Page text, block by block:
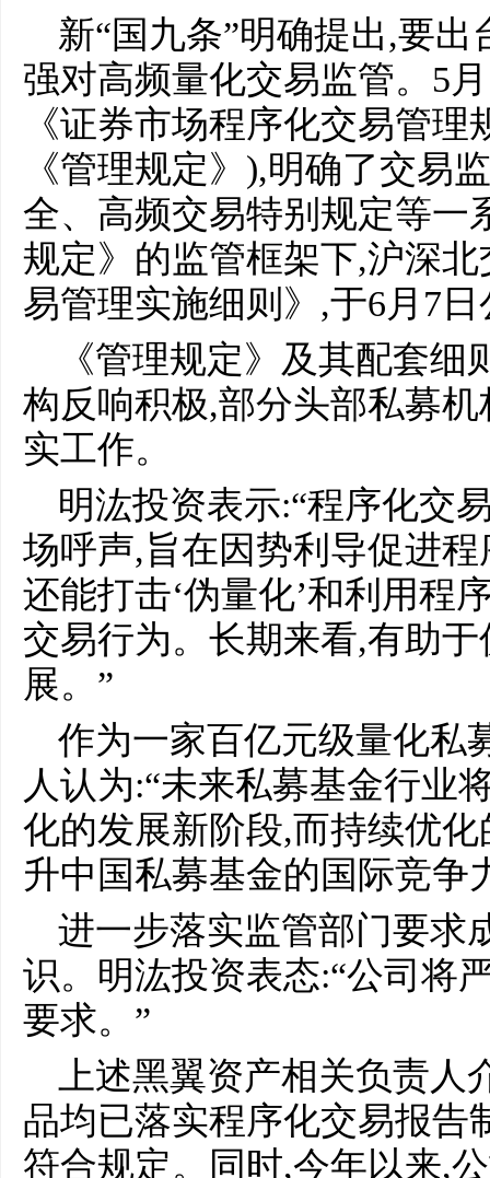
新“国九条”明确提出,要
强对高频量化交易监管。5
《证券市场程序化交易管
《管理规定》),明确了交易
全、高频交易特别规定等一
规定》的监管框架下,沪深
易管理实施细则》,于6月7
《管理规定》及其配套
构反响积极,部分头部私募
实工作。
明汯投资表示:“程序化交
场呼声,旨在因势利导促进
还能打击‘伪量化’和利用程
交易行为。长期来看,有助
展。”
作为一家百亿元级量化私
人认为:“未来私募基金行业
化的发展新阶段,而持续优
升中国私募基金的国际竞争
进一步落实监管部门要求
识。明汯投资表态:“公司将
要求。”
上述黑翼资产相关负责
品均已落实程序化交易报告
符合规定。同时,今年以来,